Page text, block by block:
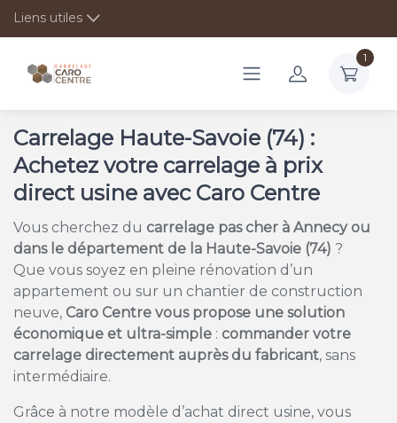
Liens utiles
1
Carrelage Haute-Savoie (74) :
Achetez votre carrelage à prix
direct usine avec Caro Centre
Vous cherchez du carrelage pas cher à Annecy ou
dans le département de la Haute-Savoie (74) ?
Que vous soyez en pleine rénovation d’un
appartement ou sur un chantier de construction
neuve, Caro Centre vous propose une solution
économique et ultra-simple : commander votre
carrelage directement auprès du fabricant, sans
intermédiaire.
Grâce à notre modèle d’achat direct usine, vous